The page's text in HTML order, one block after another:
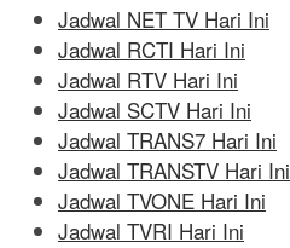
Jadwal NET TV Hari Ini
Jadwal RCTI Hari Ini
Jadwal RTV Hari Ini
Jadwal SCTV Hari Ini
Jadwal TRANS7 Hari Ini
Jadwal TRANSTV Hari Ini
Jadwal TVONE Hari Ini
Jadwal TVRI Hari Ini